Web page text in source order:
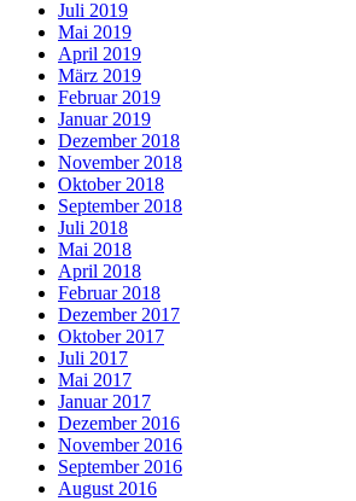
Juli 2019
Mai 2019
April 2019
März 2019
Februar 2019
Januar 2019
Dezember 2018
November 2018
Oktober 2018
September 2018
Juli 2018
Mai 2018
April 2018
Februar 2018
Dezember 2017
Oktober 2017
Juli 2017
Mai 2017
Januar 2017
Dezember 2016
November 2016
September 2016
August 2016